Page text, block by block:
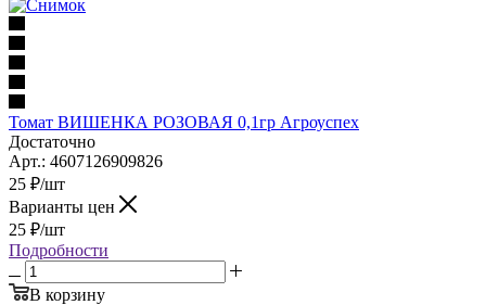
Томат ВИШЕНКА РОЗОВАЯ 0,1гр Агроуспех
Достаточно
Арт.: 4607126909826
25 ₽/шт
Варианты цен
25 ₽/шт
Подробности
В корзину